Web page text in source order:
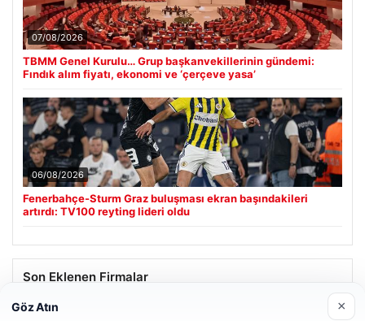
07/08/2026
TBMM Genel Kurulu… Grup başkanvekillerinin gündemi:
Fındık alım fiyatı, ekonomi ve ‘çerçeve yasa’
06/08/2026
Fenerbahçe-Sturm Graz buluşması ekran başındakileri
artırdı: TV100 reyting lideri oldu
Son Eklenen Firmalar
Göz Atın ×